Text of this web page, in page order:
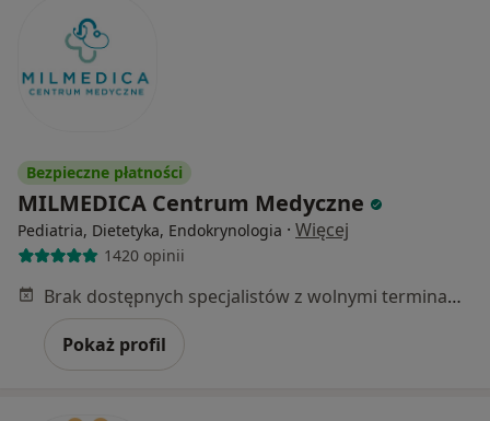
Bezpieczne płatności
MILMEDICA Centrum Medyczne
Pediatria, Dietetyka, Endokrynologia · Więcej
1420 opinii
Brak dostępnych specjalistów z wolnymi terminami w tym centrum medycznym.
Pokaż profil